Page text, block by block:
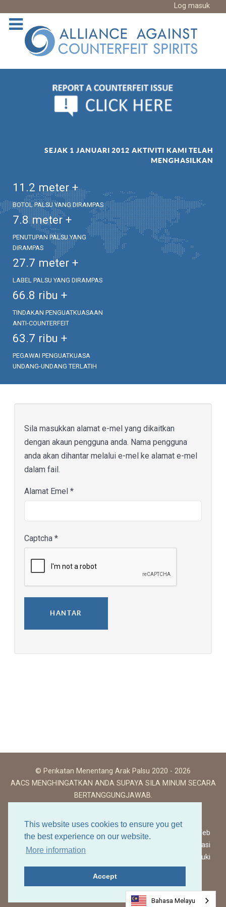
This website uses cookies to ensure you get
the best experience on our website.
More information
Accept
Log masuk
SEJAK 1 JANUARI 2012 AKTIVITI KAMI TELAH
MENGHASILKAN
11.2 meter +
BOTOL PALSU YANG DIRAMPAS
7.8 meter +
PENUTUPAN PALSU YANG
DIRAMPAS
27.7 meter +
LABEL PALSU YANG DIRAMPAS
66.8 ribu +
TINDAKAN PENGUATKUASAAN
ANTI-COUNTERFEIT
63.7 ribu +
PEGAWAI PENGUATKUASA
UNDANG-UNDANG TERLATIH
Sila masukkan alamat e-mel yang dikaitkan
dengan akaun pengguna anda. Nama pengguna
anda akan dihantar melalui e-mel ke alamat e-mel
dalam fail.
Alamat Emel *
Captcha *
HANTAR
© Perikatan Menentang Arak Palsu 2020 - 2026
AACS MENGHINGATKAN ANDA SUPAYA SILA MINUM SECARA
BERTANGGUNGJAWAB.
Terma Penggunaan Laman Web
Dasar Privasi
Dasar Kuki
Kembali ke atas
Bahasa Melayu